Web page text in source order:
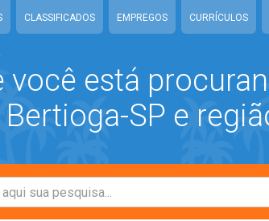
CLASSIFICADOS EMPREGOS CURRÍCULOS
você está
Bertioga-SP e